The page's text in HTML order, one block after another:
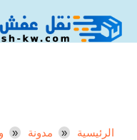
الرئيسية مدونة